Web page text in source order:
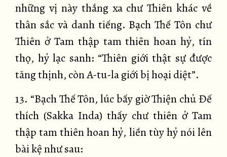
những vị này thắng xa chư Thiên khác về
thân sắc và danh tiếng. Bạch Thế Tôn chư
Thiên ở Tam thập tam thiên hoan hỷ, tín
thọ, hỷ lạc sanh: “Thiên giới thật sự được
tăng thịnh, còn A-tu-la giới bị hoại diệt”.
13. “Bạch Thế Tôn, lúc bấy giờ Thiện chủ Đế
thích (Sakka Inda) thấy chư thiên ở Tam
thập tam thiên hoan hỷ, liền tùy hỷ nói lên
bài kệ như sau: